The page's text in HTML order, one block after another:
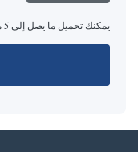
يمكنك تحميل ما يصل إلى 5 ملفات وكل ملف بحجم 10M أقصى.